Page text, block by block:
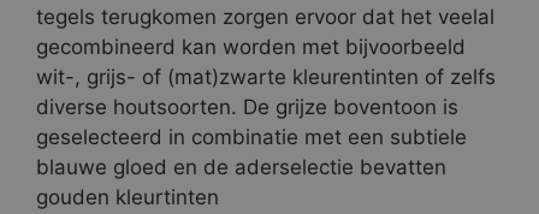
tegels terugkomen zorgen ervoor dat het veelal
gecombineerd kan worden met bijvoorbeeld
wit-, grijs- of (mat)zwarte kleurentinten of zelfs
diverse houtsoorten. De grijze boventoon is
geselecteerd in combinatie met een subtiele
blauwe gloed en de aderselectie bevatten
gouden kleurtinten